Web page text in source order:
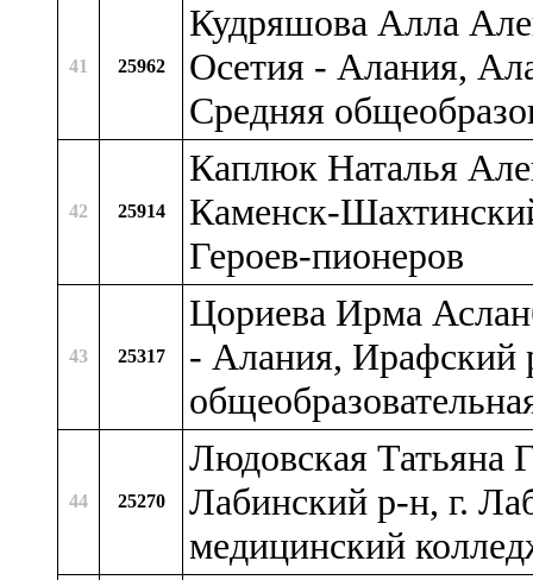
41 25962
Кудряшова Алла
Осетия - Алания,
Средняя
42 25914
Каплюк Наталья
Каменск-
Героев-пионеров
43 25317
Цориева Ирма
- Алания,
44 25270
Людовская Татьяна
Лабинский р-н, г.
медицинский